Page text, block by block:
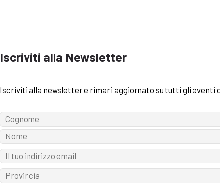
Iscriviti alla Newsletter
Iscriviti alla newsletter e rimani aggiornato su tutti gli eventi